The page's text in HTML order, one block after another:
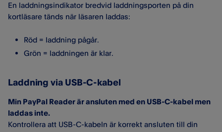
En laddningsindikator bredvid laddningsporten på din
kortläsare tänds när läsaren laddas:
Röd = laddning pågår.
Grön = laddningen är klar.
Laddning via USB-C-kabel
Min PayPal Reader är ansluten med en USB-C-kabel men
laddas inte.
Kontrollera att USB-C-kabeln är korrekt ansluten till din